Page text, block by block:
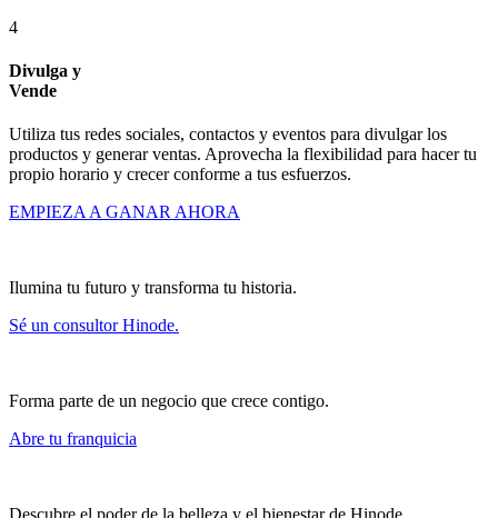
4
Divulga y
Vende
Utiliza tus redes sociales, contactos y eventos para divulgar los
productos y generar ventas. Aprovecha la flexibilidad para hacer tu
propio horario y crecer conforme a tus esfuerzos.
EMPIEZA A GANAR AHORA
Ilumina tu futuro y transforma tu historia.
Sé un consultor Hinode.
Forma parte de un negocio que crece contigo.
Abre tu franquicia